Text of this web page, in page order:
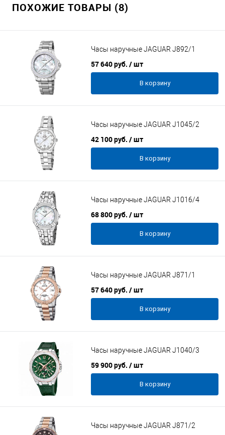
ПОХОЖИЕ ТОВАРЫ (8)
Часы наручные JAGUAR J892/1
57 640 руб. / шт
В корзину
Часы наручные JAGUAR J1045/2
42 100 руб. / шт
В корзину
Часы наручные JAGUAR J1016/4
68 800 руб. / шт
В корзину
Часы наручные JAGUAR J871/1
57 640 руб. / шт
В корзину
Часы наручные JAGUAR J1040/3
59 900 руб. / шт
В корзину
Часы наручные JAGUAR J871/2